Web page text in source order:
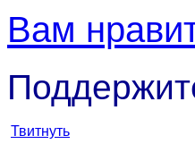
Вам
Твитнуть